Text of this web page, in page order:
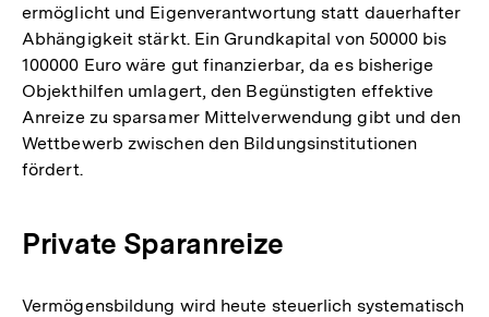
ermöglicht und Eigenverantwortung statt dauerhafter
Abhängigkeit stärkt. Ein Grundkapital von 50000 bis
100000 Euro wäre gut finanzierbar, da es bisherige
Objekthilfen umlagert, den Begünstigten effektive
Anreize zu sparsamer Mittelverwendung gibt und den
Wettbewerb zwischen den Bildungsinstitutionen
fördert.
Private Sparanreize
Vermögensbildung wird heute steuerlich systematisch